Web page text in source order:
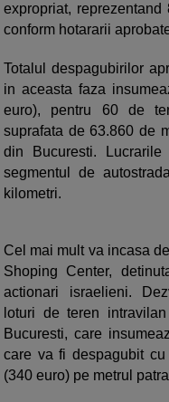
expropriat,
conform hotararii
Totalul despagubirilor
in aceasta faza
euro), pentru 60 de
suprafata de 63.860 de
din Bucuresti.
segmentul de
kilometri.
Cel mai mult va incasa
Shoping Center,
actionari israelieni.
loturi de teren
Bucuresti, care
care va fi despagubit
(340 euro) pe metrul